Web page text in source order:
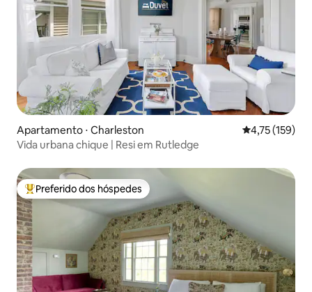
Apartamento ⋅ Charleston 4,75 de uma
4,75 (159)
Vida urbana chique | Resi em Rutledge
Entre os melhores preferidos dos hóspedes
Preferido dos hóspedes